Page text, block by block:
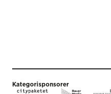
Kategorisponsorer